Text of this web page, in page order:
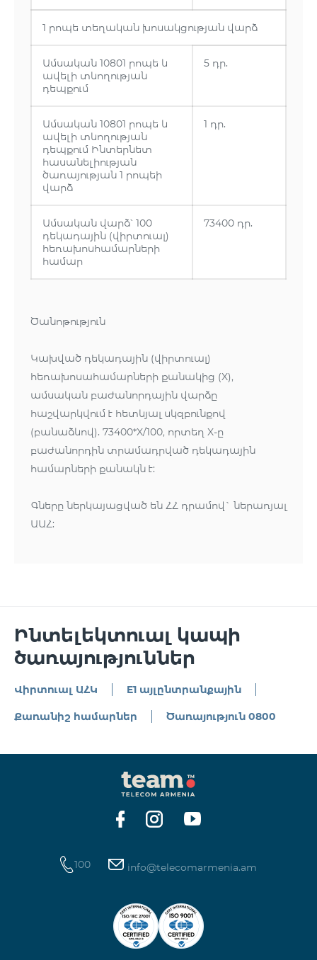
1 րոպե տեղական խոսակցության վարձ
Ամսական 10801 րոպե և
ավելի տևողության
դեպքում
5 դր.
Ամսական 10801 րոպե և
ավելի տևողության
դեպքում Ինտերնետ
հասանելիության
ծառայության 1 րոպեի
վարձ
1 դր.
Ամսական վարձ՝ 100
դեկադային (վիրտուալ)
հեռախոսհամարների
համար
73400 դր.
Ծանոթություն
Կախված դեկադային (վիրտուալ)
հեռախոսահամարների քանակից (X),
ամսական բաժանորդային վարձը
հաշվարկվում է հետևյալ սկզբունքով
(բանաձևով). 73400*X/100, որտեղ X-ը
բաժանորդին տրամադրված դեկադային
համարների քանակն է:
Գները ներկայացված են ՀՀ դրամով` ներառյալ
ԱԱՀ:
Ինտելեկտուալ կապի
ծառայություններ
Վիրտուալ ԱՀԿ E1 այլընտրանքային
Քառանիշ համարներ Ծառայություն 0800
100 info@telecomarmenia.am